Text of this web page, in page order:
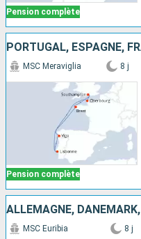
Pension complète
Pension complète
MSC Meraviglia 8 j
ALLEMAGNE,
MSC Euribia 8 j